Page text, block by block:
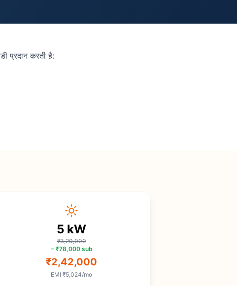
प्रदान करती है:
5 kW
₹3,20,000
− ₹78,000 sub
₹2,42,000
EMI ₹5,024/mo